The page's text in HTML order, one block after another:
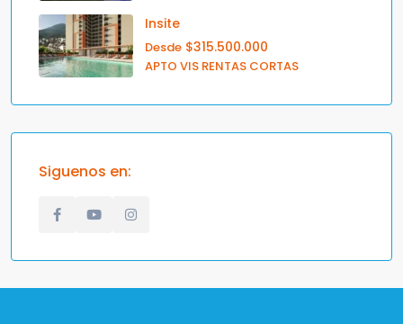
Insite
Desde $315.500.000
APTO VIS RENTAS CORTAS
Siguenos en: